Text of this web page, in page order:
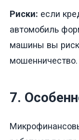
Риски: если
автомобиль
машины вы
мошенничество.
7.